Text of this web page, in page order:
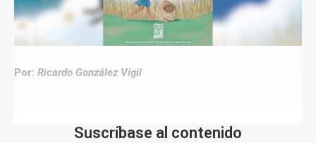
Por: Ricardo González Vigil
Suscríbase al contenido